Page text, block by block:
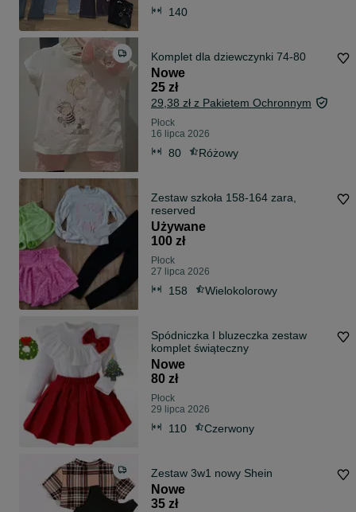
140
Komplet dla dziewczynki 74-80
Nowe
25 zł
29,38 zł z Pakietem Ochronnym
Płock
16 lipca 2026
80 Różowy
Zestaw szkoła 158-164 zara,
reserved
Używane
100 zł
Płock
27 lipca 2026
158 Wielokolorowy
Spódniczka I bluzeczka zestaw
komplet świąteczny
Nowe
80 zł
Płock
29 lipca 2026
110 Czerwony
Zestaw 3w1 nowy Shein
Nowe
35 zł